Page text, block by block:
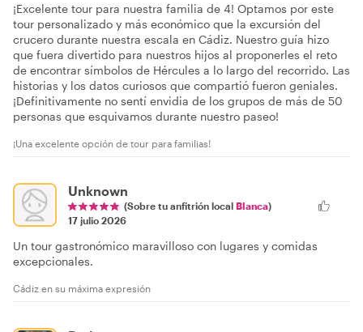
¡Excelente tour para nuestra familia de 4! Optamos por este
tour personalizado y más económico que la excursión del
crucero durante nuestra escala en Cádiz. Nuestro guía hizo
que fuera divertido para nuestros hijos al proponerles el reto
de encontrar símbolos de Hércules a lo largo del recorrido. Las
historias y los datos curiosos que compartió fueron geniales.
¡Definitivamente no sentí envidia de los grupos de más de 50
personas que esquivamos durante nuestro paseo!
¡Una excelente opción de tour para familias!
Unknown
(Sobre tu anfitrión local Blanca)
17 julio 2026
Un tour gastronómico maravilloso con lugares y comidas
excepcionales.
Cádiz en su máxima expresión